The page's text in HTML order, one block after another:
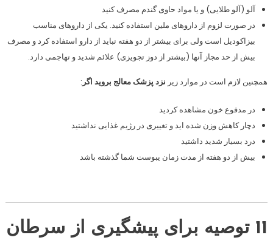
آلو (آلو طلایی) و یا مواد حاوی گندم مصرف کنید
در صورت لزوم از داروهای ملین استفاده کنید. یکی از داروهای مناسب
بیزاکودیل است ولی برای بیشتر از دو هفته نباید از دارو استفاده کرد و مصرف
بیش از حد مجاز آنها (بیشتر از دوز تجویزی) علائم شدید و تهاجمی دارد.
همچنین لازم است در موارد زیر نزد پزشک معالج بروید اگر :
در مدفوع خون مشاهده کردید
دچار کاهش وزن شده اید و تغییری در رژیم غذایی نداشتید
درد بسیار شدید داشتید
بیش از دو هفته از مدت زمان یبوست شما گذشته باشد
11 توصیه‌ برای پیشگیری از سرطان